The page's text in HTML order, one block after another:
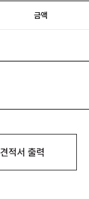
금액
견적서 출력